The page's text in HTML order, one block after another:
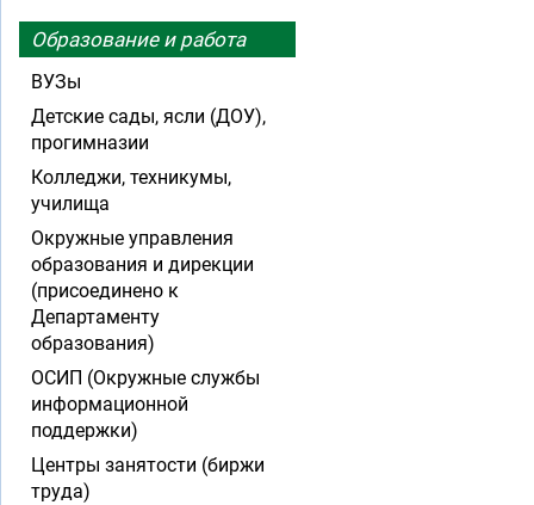
Образование и работа
ВУЗы
Детские сады, ясли (ДОУ),
прогимназии
Колледжи, техникумы,
училища
Окружные управления
образования и дирекции
(присоединено к
Департаменту
образования)
ОСИП (Окружные службы
информационной
поддержки)
Центры занятости (биржи
труда)